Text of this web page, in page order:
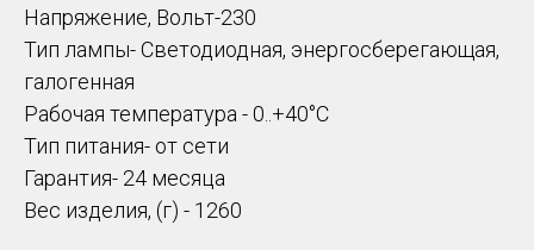
Напряжение, Вольт-230
Тип лампы- Светодиодная, энергосберегающая,
галогенная
Рабочая температура - 0..+40°C
Тип питания- от сети
Гарантия- 24 месяца
Вес изделия, (г) - 1260